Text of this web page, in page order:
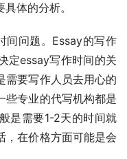
体的分析。
间问题。Essay的写作
定essay写作时间的关
需要写作人员去用心的
些专业的代写机构都是
是需要1-2天的时间就
，在价格方面可能是会